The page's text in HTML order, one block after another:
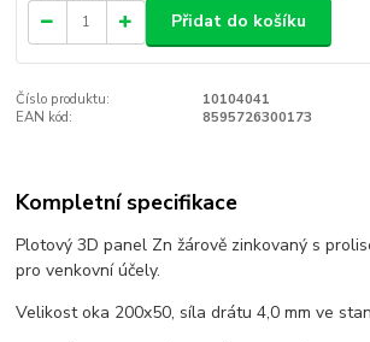
Přidat do košíku
Číslo produktu:
10104041
EAN kód:
8595726300173
Kompletní specifikace
Plotový 3D panel Zn žárově zinkovaný s
pro venkovní účely.
Velikost oka 200x50, síla drátu 4,0 mm ve